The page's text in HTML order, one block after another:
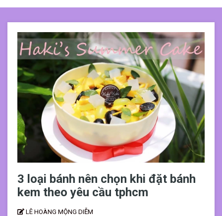
3 loại bánh nên chọn khi đặt bánh
kem theo yêu cầu tphcm
LÊ HOÀNG MỘNG DIỄM